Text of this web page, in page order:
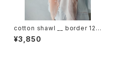
cotton shawl __ border 120
春麗w
¥3,850